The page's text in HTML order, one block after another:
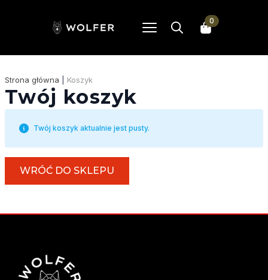
0
Strona główna Koszyk
Twój koszyk
Twój koszyk aktualnie jest pusty.
WRÓĆ DO SKLEPU